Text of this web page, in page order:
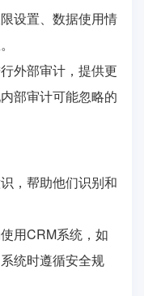
设置、数据使用情
外部审计，提供更
部审计可能忽略的
，帮助他们识别和
用CRM系统，如
统时遵循安全规